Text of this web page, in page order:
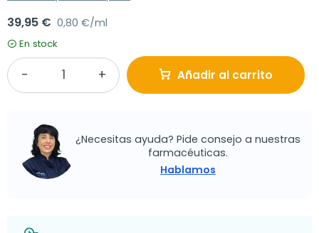
39,95 € 0,80 €/ml
En stock
Añadir al carrito
¿Necesitas ayuda? Pide consejo a nuestras
farmacéuticas.
Hablamos